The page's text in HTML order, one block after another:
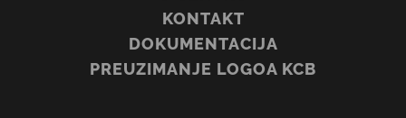
KONTAKT
DOKUMENTACIJA
PREUZIMANJE LOGOA KCB